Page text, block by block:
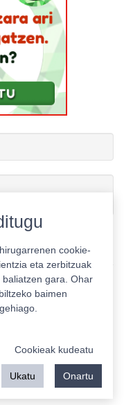
cookie-
eta zerbitzuak
gara. Ohar
baimen
Cookieak kudeatu
Ukatu Onartu